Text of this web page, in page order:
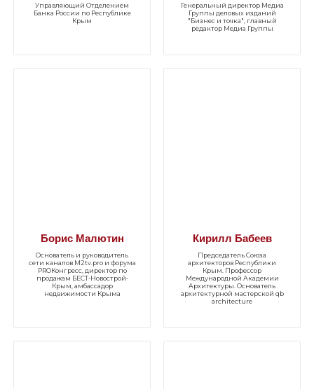
Управляющий Отделением
Банка России по Республике
Крым
Генеральный директор Медиа
Группы деловых изданий
"Бизнес и точка", главный
редактор Медиа Группы
Борис Малютин
Основатель и руководитель
сети каналов M2tv.pro и форума
PROКонгресс, директор по
продажам БЕСТ-Новострой-
Крым, амбассадор
недвижимости Крыма
Кирилл Бабеев
Председатель Союза
архитекторов Республики
Крым. Профессор
Международной Академии
Архитектуры. Основатель
архитектурной мастерской qb
architecture